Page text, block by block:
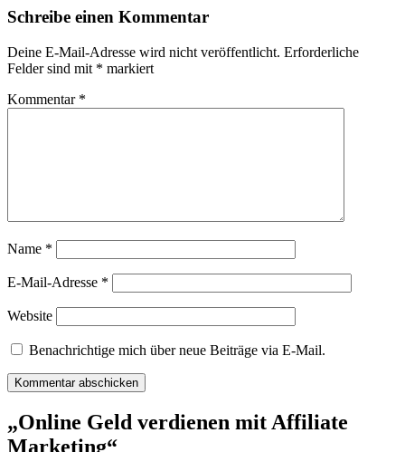
Schreibe einen Kommentar
Deine E-Mail-Adresse wird nicht veröffentlicht. Erforderliche
Felder sind mit * markiert
Kommentar *
Name *
E-Mail-Adresse *
Website
Benachrichtige mich über neue Beiträge via E-Mail.
„Online Geld verdienen mit Affiliate
Marketing“